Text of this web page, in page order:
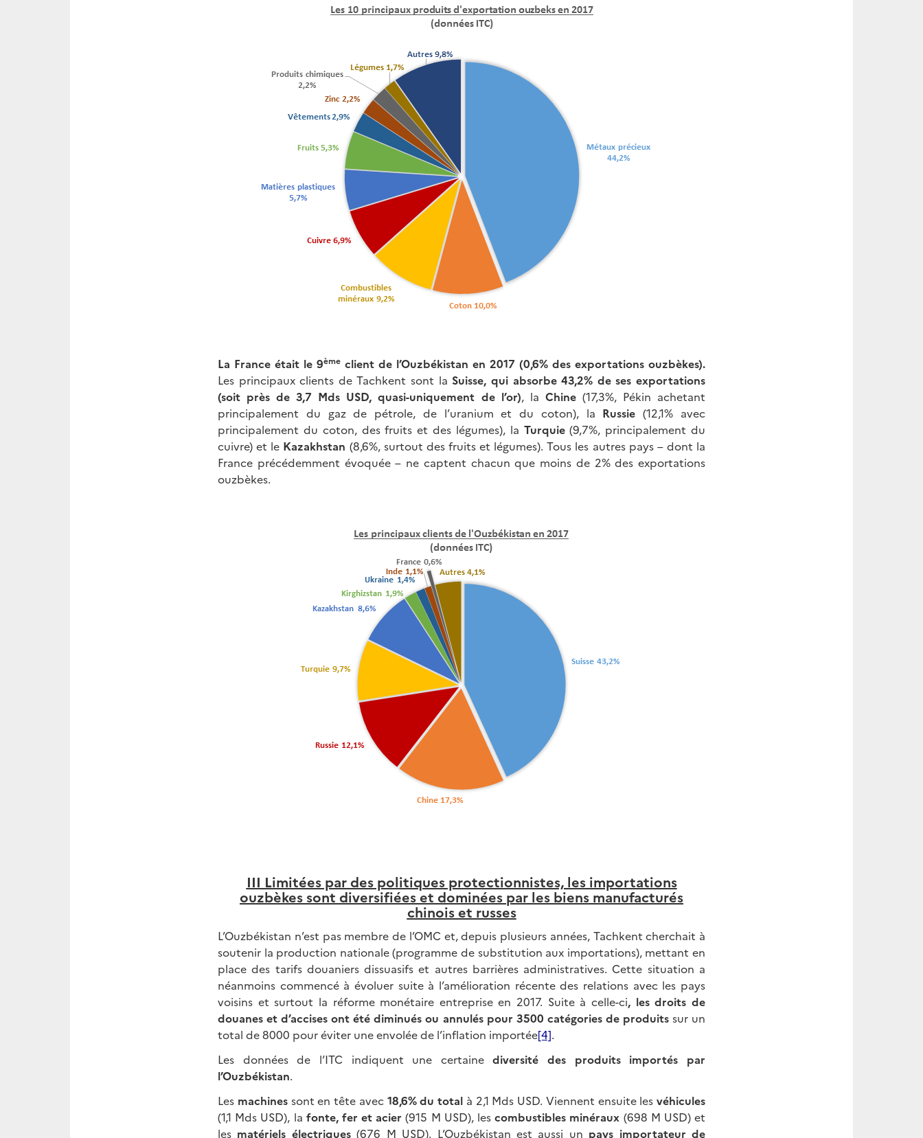
La France était le 9ème client de l’Ouzbékistan en 2017 (0,6% des exportations ouzbèkes).
Les principaux clients de Tachkent sont la Suisse, qui absorbe 43,2% de ses exportations
(soit près de 3,7 Mds USD, quasi-uniquement de l’or), la Chine(17,3%, Pékin achetant
principalement du gaz de pétrole, de l’uranium et du coton), la Russie (12,1% avec
principalement du coton, des fruits et des légumes), la Turquie(9,7%, principalement du
cuivre) et le Kazakhstan (8,6%, surtout des fruits et légumes). Tous les autres pays – dont la
France précédemment évoquée – ne captent chacun que moins de 2% des exportations
ouzbèkes.
III Limitées par des politiques protectionnistes, les importations
ouzbèkes sont diversifiées et dominées par les biens manufacturés
chinois et russes
L’Ouzbékistan n’est pas membre de l’OMC et, depuis plusieurs années, Tachkent cherchait à
soutenir la production nationale (programme de substitution aux importations), mettant en
place des tarifs douaniers dissuasifs et autres barrières administratives. Cette situation a
néanmoins commencé à évoluer suite à l’amélioration récente des relations avec les pays
voisins et surtout la réforme monétaire entreprise en 2017. Suite à celle-ci, les droits de
douanes et d’accises ont été diminués ou annulés pour 3500 catégories de produitssur un
total de 8000 pour éviter une envolée de l’inflation importée[4].
Les données de l’ITC indiquent une certainediversité des produits importés par
l’Ouzbékistan.
Les machinessont en tête avec 18,6% du total à 2,1 Mds USD. Viennent ensuite les véhicules
(1,1 Mds USD), la fonte, fer et acier (915 M USD), lescombustibles minéraux (698 M USD) et
les matériels électriques(676 M USD). L’Ouzbékistan est aussi un pays importateur de